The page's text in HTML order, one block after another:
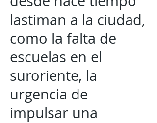
lastiman a la ciudad,
como la falta de
escuelas en el
suroriente, la
urgencia de
impulsar una